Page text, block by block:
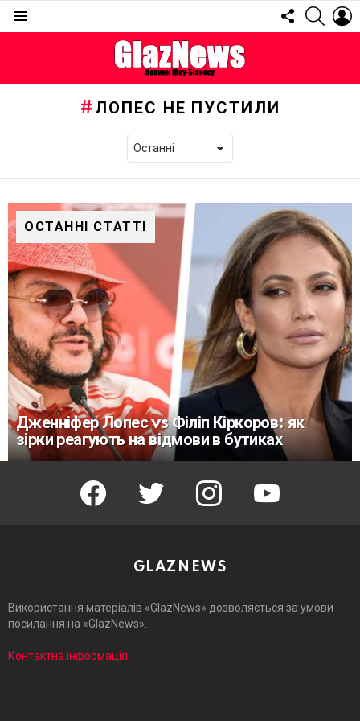
FOLLOW
US
ЛОПЕС НЕ ПУСТИЛИ
ОСТАННІ СТАТТІ
Дженніфер Лопес vs Філіп Кіркоров: як
зірки реагують на відмови в бутиках
facebook twitter instagram youtube
GLAZNEWS
Використання матеріалів «GlazNews» дозволяється за умови
посилання на «GlazNews».
Контактна інформація